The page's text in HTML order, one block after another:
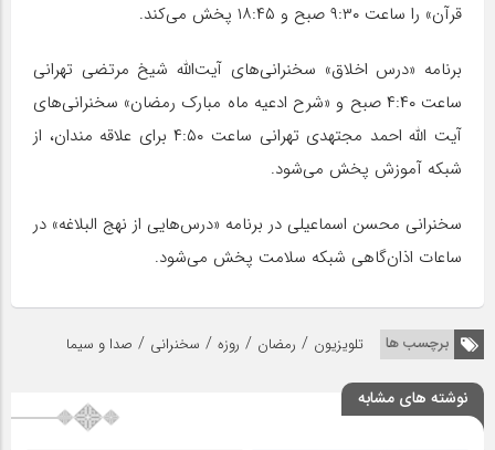
قرآن» را ساعت ۹:۳۰ صبح و ۱۸:۴۵ پخش می‌کند.
برنامه «درس اخلاق» سخنرانی‌های آیت‌الله شیخ مرتضی تهرانی
ساعت ۴:۴۰ صبح و «شرح ادعیه ماه مبارک رمضان» سخنرانی‌های
آیت‌ الله احمد مجتهدی تهرانی ساعت ۴:۵۰ برای علاقه مندان، از
شبکه آموزش پخش می‌شود.
سخنرانی محسن اسماعیلی در برنامه «درس‌هایی از نهج البلاغه» در
ساعات اذان‌گاهی شبکه سلامت پخش می‌شود.
برچسب ها تلویزیون / رمضان / روزه / سخنرانی / صدا و سیما
نوشته های مشابه